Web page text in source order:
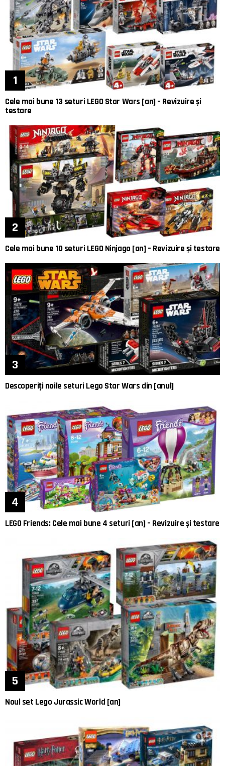
Cele mai bune 13 seturi LEGO Star Wars [an] – Revizuire și
testare
Cele mai bune 10 seturi LEGO Ninjago [an] – Revizuire și testare
Descoperiți noile seturi Lego Star Wars din [anul]
LEGO Friends: Cele mai bune 4 seturi [an] – Revizuire și testare
Noul set Lego Jurassic World [an]